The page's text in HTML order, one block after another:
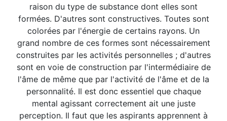
raison du type de substance dont elles sont
formées. D'autres sont constructives. Toutes sont
colorées par l'énergie de certains rayons. Un
grand nombre de ces formes sont nécessairement
construites par les activités personnelles ; d'autres
sont en voie de construction par l'intermédiaire de
l'âme de même que par l'activité de l'âme et de la
personnalité. Il est donc essentiel que chaque
mental agissant correctement ait une juste
perception. Il faut que les aspirants apprennent à